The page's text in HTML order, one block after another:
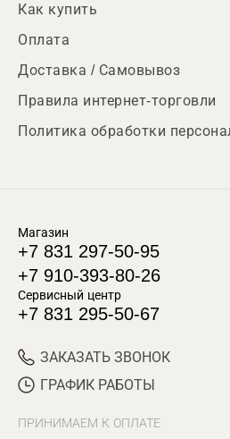
Как купить
Оплата
Доставка / Самовывоз
Правила интернет-торговли
Политика обработки
Магазин
+7 831 297-50-95
+7 910-393-80-26
Сервисный центр
+7 831 295-50-67
ЗАКАЗАТЬ ЗВОНОК
ГРАФИК РАБОТЫ
ПРИНИМАЕМ К ОПЛАТЕ